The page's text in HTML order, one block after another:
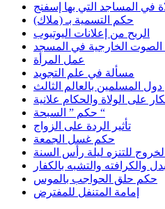
في المساجد التي بها إسفنج
حكم التسمية بـ (ملاك)
الربح من إعلانات اليوتيوب
الصوت الخارجية في المسجد
عمل المرأة
مسألة في علم التجويد
المسلمين بالعالم الثالث
على الولاة والحكام علانية
حكم ” السبحة “
تأثير الردة على الزواج
حكم غسل الجمعة
الخروج للتنزه ليلة رأس السنة
والكرافته والتشبه بالكفار
حكم حلق الحواجب بالموس
إمامة المتنفل للمفترض